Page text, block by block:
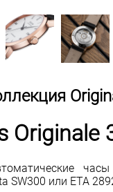
Originale
SW300 или ETA